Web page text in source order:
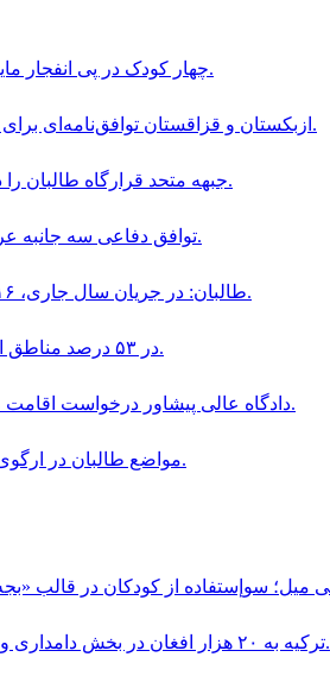
چهار كودک در پى انفجار ماين در ولسوالى رخه پنجشير زخمى شدند.
ازبکستان و قزاقستان توافق‌نامه‌ای برای صادرات کالا به افغانستان امضا کرده‌اند.
جبهه متحد قرارگاه طالبان را در ولایت غور مورد حمله قرار داده است.
توافق دفاعى سه جانبه عربستان سعودى تركيه و پاكستان در مكه.
طالبان: در جریان سال جاری، ۱۶ هزار خانواده مهاجر به کندز بازگشته‌اند.
در ۵۳ درصد مناطق افغانستان سوءتغذیه رو به افزایش است.
دادگاه عالى پيشاور درخواست اقامت موقت دو نظامى پيشين افغان را رد كرد.
مواضع طالبان در ارگوى بدخشان هدف حمله راكتى قرار گرفت.
ترکیه به ۲۰ هزار افغان در بخش دامداری و پرورش حیوانات ویزای کاری داده است.